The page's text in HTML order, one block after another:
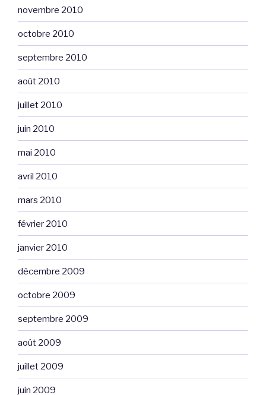
novembre 2010
octobre 2010
septembre 2010
août 2010
juillet 2010
juin 2010
mai 2010
avril 2010
mars 2010
février 2010
janvier 2010
décembre 2009
octobre 2009
septembre 2009
août 2009
juillet 2009
juin 2009